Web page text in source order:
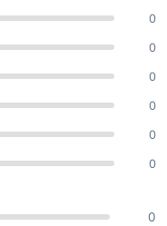
0
0
0
0
0
0
0